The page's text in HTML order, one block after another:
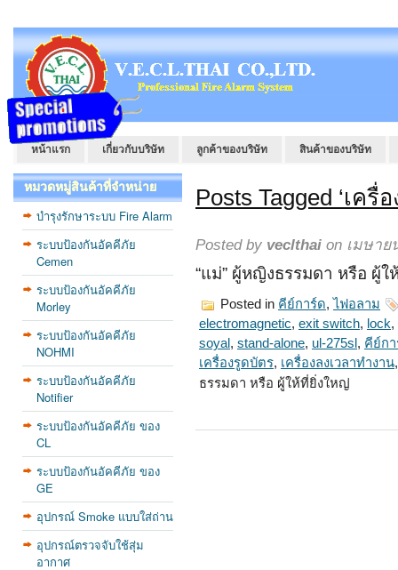
หน้าแรก เกี่ยวกับบริษัท ลูกค้าของบริษัท สินค้าของบริษัท
หมวดหมู่สินค้าที่จำหน่าย
บำรุงรักษาระบบ Fire Alarm
ระบบป้องกันอัคคีภัย
Cemen
ระบบป้องกันอัคคีภัย
Morley
ระบบป้องกันอัคคีภัย
NOHMI
ระบบป้องกันอัคคีภัย
Notifier
ระบบป้องกันอัคคีภัย ของ
CL
ระบบป้องกันอัคคีภัย ของ
GE
อุปกรณ์ Smoke แบบใส่ถ่าน
อุปกรณ์ตรวจจับใช้สุ่ม
อากาศ
Posts Tagged ‘เครื่
Posted by veclthai on เมษาย
“แม่” ผู้หญิงธรรมดา หรือ ผู้
Posted in คีย์การ์ด, ไฟอลาม
electromagnetic, exit switch, lock,
soyal , stand-alone, ul-275sl , คีย์ก
เครื่องรูดบัตร, เครื่องลงเวลาทำงาน
ธรรมดา หรือ ผู้ให้ที่ยิ่งใหญ่